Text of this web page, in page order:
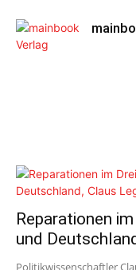
Reparationen
und
Politikwissenschaftler